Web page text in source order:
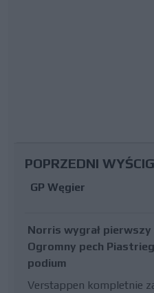
POPRZEDNI WYŚCIG
GP Węgier
Norris wygrał pierwszy
Ogromny pech
podium
Verstappen kompletnie